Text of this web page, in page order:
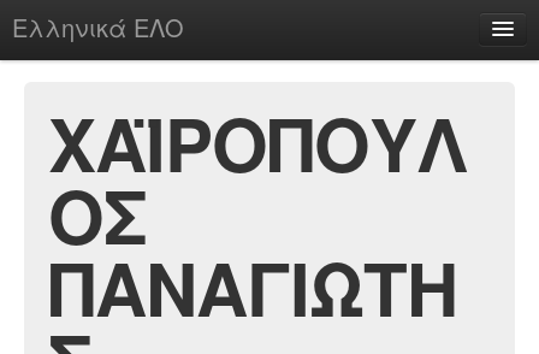
Ελληνικά ΕΛΟ
chesstu.be @ discord
Login
ΧΑΪΡΟΠΟΥΛ
ΟΣ
ΠΑΝΑΓΙΩΤΗ